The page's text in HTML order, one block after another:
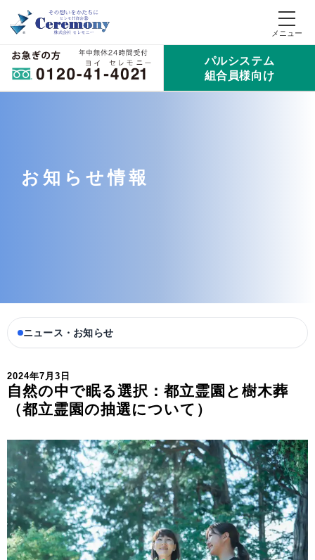
パルシステム
組合員様向け
お知らせ情報
ニュース・お知らせ
2024年7月3日
自然の中で眠る選択：都立霊園と樹木葬
（都立霊園の抽選について）